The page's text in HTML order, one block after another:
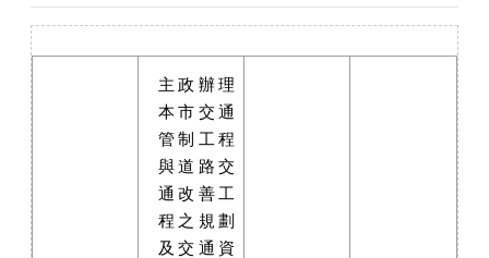
主政辦理
本市交通
管制工程
與道路交
通改善工
程之規劃
及交通資